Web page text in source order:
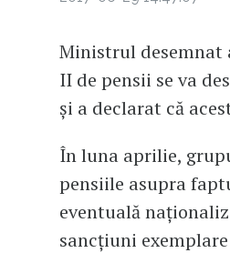
Ministrul desemnat
II de pensii se va
și a declarat că
În luna aprilie,
pensiile asupra
eventuală
sancțiuni